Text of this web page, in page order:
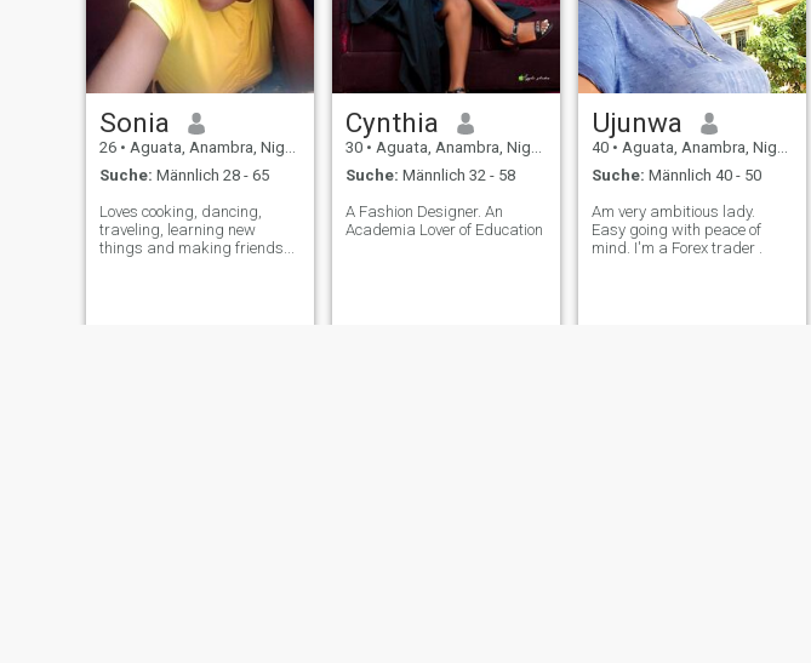
Sonia
26 • Aguata, Anambra, Nigeria
Suche: Männlich 28 - 65
Loves cooking, dancing,
traveling, learning new
things and making friends...
Cynthia
30 • Aguata, Anambra, Nigeria
Suche: Männlich 32 - 58
A Fashion Designer. An
Academia Lover of Education
Ujunwa
40 • Aguata, Anambra, Nigeria
Suche: Männlich 40 - 50
Am very ambitious lady.
Easy going with peace of
mind. I'm a Forex trader .